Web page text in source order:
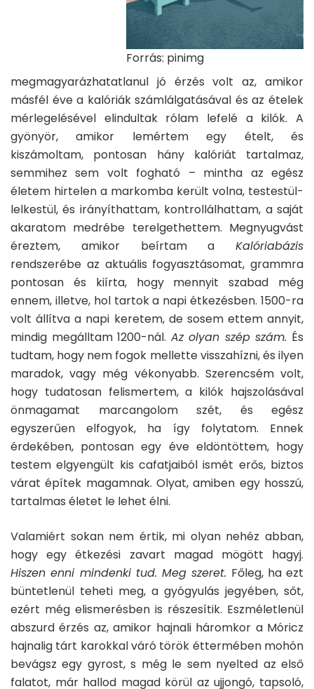
Forrás: pinimg
megmagyarázhatatlanul jó érzés volt az, amikor
másfél éve a kalóriák számlálgatásával és az ételek
mérlegelésével elindultak rólam lefelé a kilók. A
gyönyör, amikor lemértem egy ételt, és
kiszámoltam, pontosan hány kalóriát tartalmaz,
semmihez sem volt fogható – mintha az egész
életem hirtelen a markomba került volna, testestül-
lelkestül, és irányíthattam, kontrollálhattam, a saját
akaratom medrébe terelgethettem. Megnyugvást
éreztem, amikor beírtam a Kalóriabázis
rendszerébe az aktuális fogyasztásomat, grammra
pontosan és kiírta, hogy mennyit szabad még
ennem, illetve, hol tartok a napi étkezésben. 1500-ra
volt állítva a napi keretem, de sosem ettem annyit,
mindig megálltam 1200-nál. Az olyan szép szám. És
tudtam, hogy nem fogok mellette visszahízni, és ilyen
maradok, vagy még vékonyabb. Szerencsém volt,
hogy tudatosan felismertem, a kilók hajszolásával
önmagamat marcangolom szét, és egész
egyszerűen elfogyok, ha így folytatom. Ennek
érdekében, pontosan egy éve eldöntöttem, hogy
testem elgyengült kis cafatjaiból ismét erős, biztos
várat építek magamnak. Olyat, amiben egy hosszú,
tartalmas életet le lehet élni.
Valamiért sokan nem értik, mi olyan nehéz abban,
hogy egy étkezési zavart magad mögött hagyj.
Hiszen enni mindenki tud. Meg szeret. Főleg, ha ezt
büntetlenül teheti meg, a gyógyulás jegyében, sőt,
ezért még elismerésben is részesítik. Eszméletlenül
abszurd érzés az, amikor hajnali háromkor a Móricz
hajnalig tárt karokkal váró török éttermében mohón
bevágsz egy gyrost, s még le sem nyelted az első
falatot, már hallod magad körül az ujjongó, tapsoló,